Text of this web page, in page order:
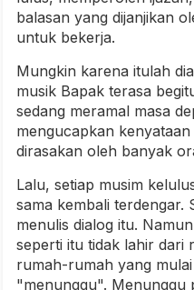
balasan yang dijanjikan
untuk bekerja.
Mungkin karena itulah
musik Bapak terasa
sedang meramal masa
mengucapkan
dirasakan oleh banyak
Lalu, setiap musim
sama kembali terdengar.
menulis dialog itu.
seperti itu tidak lahir dari
rumah-rumah yang
"menunggu". Menunggu